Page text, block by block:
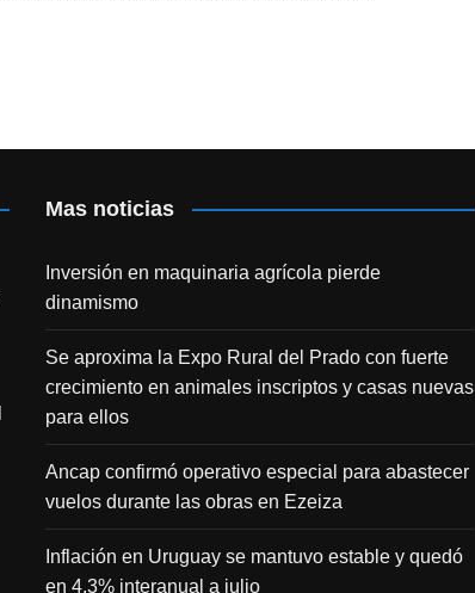
Mas noticias
Inversión en maquinaria agrícola pierde
dinamismo
Se aproxima la Expo Rural del Prado con fuerte
crecimiento en animales inscriptos y casas nuevas
para ellos
Ancap confirmó operativo especial para abastecer
vuelos durante las obras en Ezeiza
Inflación en Uruguay se mantuvo estable y quedó
en 4,3% interanual a julio